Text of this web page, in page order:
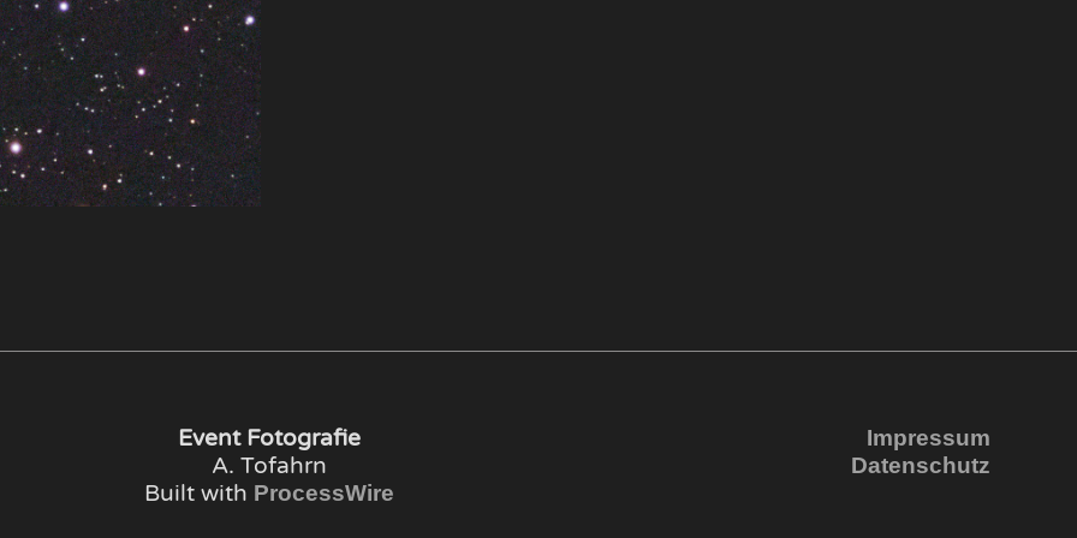
Event Fotografie
A. Tofahrn
Built with ProcessWire
Impressum
Datenschutz